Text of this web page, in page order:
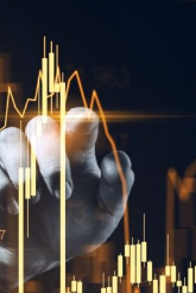
Lebih
Ramai
Pedagang
Emas?
Peluang
Baharu
untuk
Rakan
Niaga!